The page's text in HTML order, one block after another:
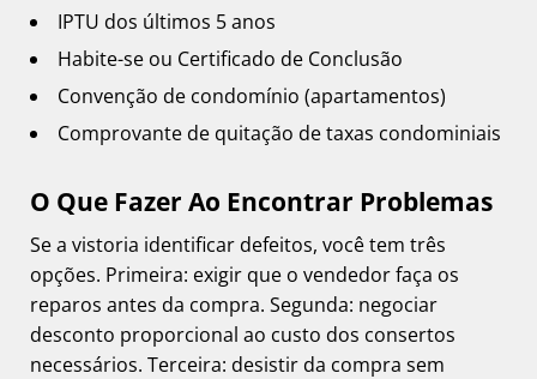
IPTU dos últimos 5 anos
Habite-se ou Certificado de Conclusão
Convenção de condomínio (apartamentos)
Comprovante de quitação de taxas condominiais
O Que Fazer Ao Encontrar Problemas
Se a vistoria identificar defeitos, você tem três
opções. Primeira: exigir que o vendedor faça os
reparos antes da compra. Segunda: negociar
desconto proporcional ao custo dos consertos
necessários. Terceira: desistir da compra sem